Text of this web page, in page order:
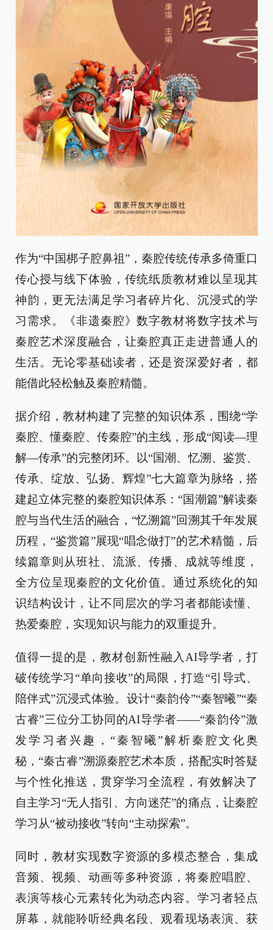
作为“中国梆子腔鼻祖”，秦腔传统传承多倚重口
传心授与线下体验，传统纸质教材难以呈现其
神韵，更无法满足学习者碎片化、沉浸式的学
习需求。《非遗秦腔》数字教材将数字技术与
秦腔艺术深度融合，让秦腔真正走进普通人的
生活。无论零基础读者，还是资深爱好者，都
能借此轻松触及秦腔精髓。
据介绍，教材构建了完整的知识体系，围绕“学
秦腔、懂秦腔、传秦腔”的主线，形成“阅读—理
解—传承”的完整闭环。以“国潮、忆溯、鉴赏、
传承、绽放、弘扬、辉煌”七大篇章为脉络，搭
建起立体完整的秦腔知识体系：“国潮篇”解读秦
腔与当代生活的融合，“忆溯篇”回溯其千年发展
历程，“鉴赏篇”展现“唱念做打”的艺术精髓，后
续篇章则从班社、流派、传播、成就等维度，
全方位呈现秦腔的文化价值。通过系统化的知
识结构设计，让不同层次的学习者都能读懂、
热爱秦腔，实现知识与能力的双重提升。
值得一提的是，教材创新性融入AI导学者，打
破传统学习“单向接收”的局限，打造“引导式、
陪伴式”沉浸式体验。设计“秦韵伶”“秦智曦”“秦
古睿”三位分工协同的AI导学者——“秦韵伶”激
发学习者兴趣，“秦智曦”解析秦腔文化奥
秘，“秦古睿”溯源秦腔艺术本质，搭配实时答疑
与个性化推送，贯穿学习全流程，有效解决了
自主学习“无人指引、方向迷茫”的痛点，让秦腔
学习从“被动接收”转向“主动探索”。
同时，教材实现数字资源的多模态整合，集成
音频、视频、动画等多种资源，将秦腔唱腔、
表演等核心元素转化为动态内容。学习者轻点
屏幕，就能聆听经典名段、观看现场表演、获